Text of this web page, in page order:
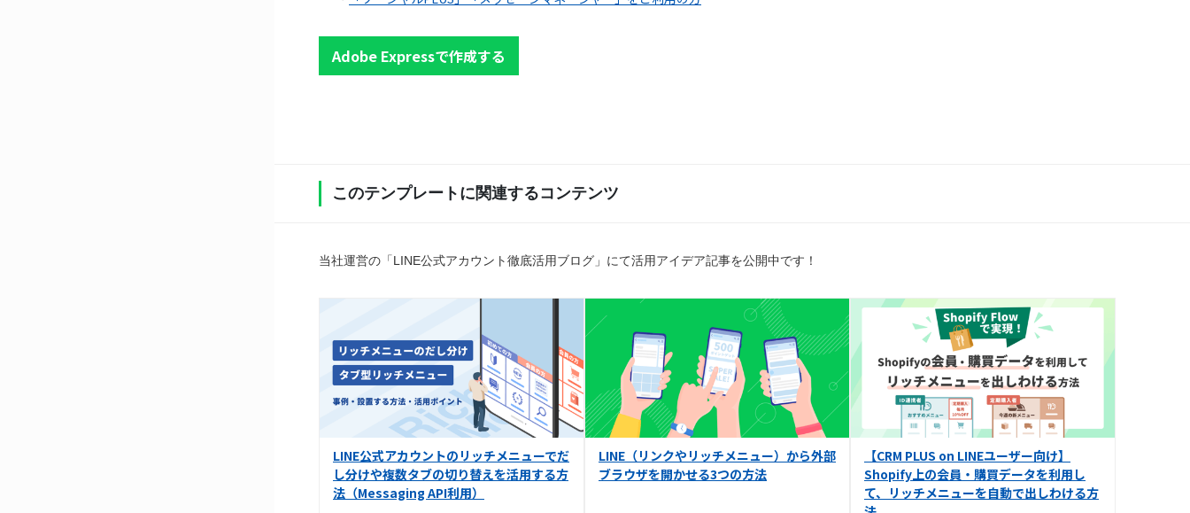
Adobe Expressで作成する
このテンプレートに関連するコンテンツ
当社運営の「LINE公式アカウント徹底活用ブログ」にて活用アイデア記事を公開中です！
LINE公式アカウントのリッチメニューでだ
し分けや複数タブの切り替えを活用する方
法（Messaging API利用）
LINE（リンクやリッチメニュー）から外部
ブラウザを開かせる3つの方法
【CRM PLUS on LINEユーザー向け】
Shopify上の会員・購買データを利用し
て、リッチメニューを自動で出しわける方